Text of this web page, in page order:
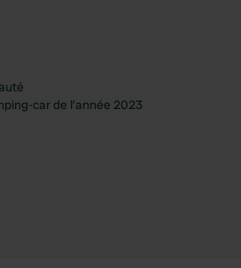
car de l’année 2023